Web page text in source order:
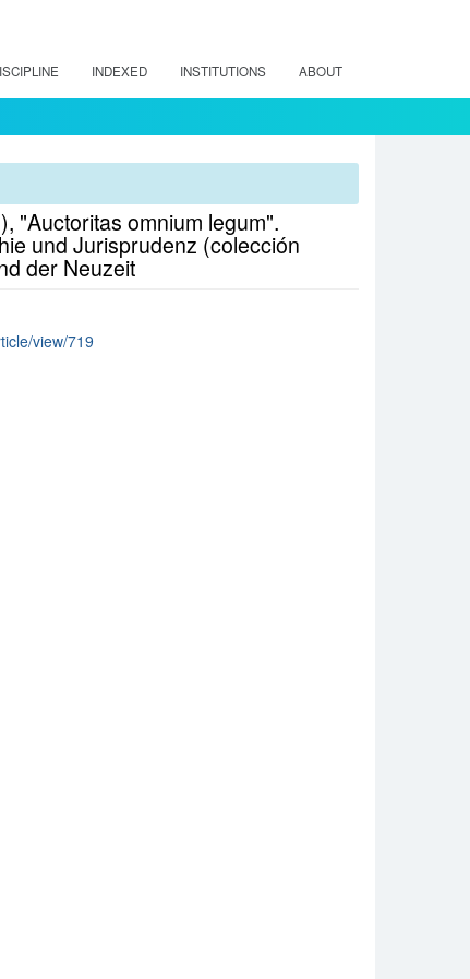
INDEXED INSTITUTIONS ABOUT
"Auctoritas omnium legum".
und Jurisprudenz (colección
der Neuzeit
view/719